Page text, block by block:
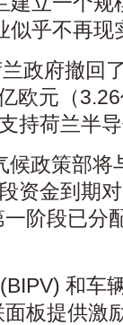
似乎不再现
政府撤回
欧元（
持荷兰半
候政策部将
资金到期
阶段已分
和车
板提供激